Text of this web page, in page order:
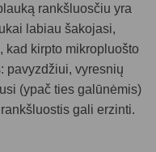
rankšluosčiu yra
labiau šakojasi,
kad kirpto mikropluošto
pavyzdžiui, vyresnių
(ypač ties galūnėmis)
gali erzinti.